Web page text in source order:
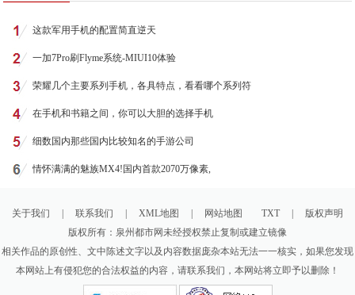
这款军用手机的配置简直逆天
一加7Pro刷Flyme系统-MIUI10体验
荣耀几个主要系列手机，各具特点，看看哪个系列符
在手机和书籍之间，你可以大胆的选择手机
细数国内那些国内比较知名的手游公司
情怀满满的魅族MX4!国内首款2070万像素,
关于我们 联系我们 XML地图 网站地图 TXT
版权声明
版权所有：泉州都市网未经授权禁止复制或建立镜像
相关作品的原创性、文中陈述文字以及内容数据庞杂本站无法一一核实，如果您发现
本网站上有侵犯您的合法权益的内容，请联系我们，本网站将立即予以删除！